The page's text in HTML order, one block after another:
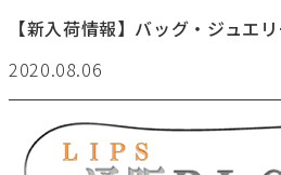
【新入荷情報】バッグ・ジュエ
2020.08.06